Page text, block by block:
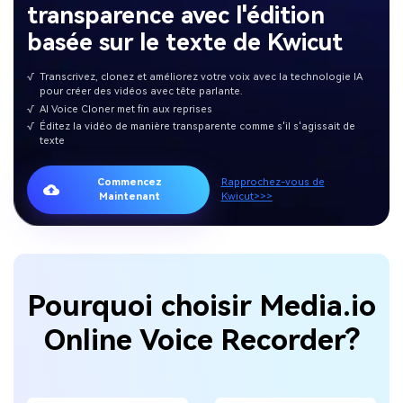
transparence avec l'édition
basée sur le texte de Kwicut
√ Transcrivez, clonez et améliorez votre voix avec la technologie IA
pour créer des vidéos avec tête parlante.
√ AI Voice Cloner met fin aux reprises
√ Éditez la vidéo de manière transparente comme s'il s'agissait de
texte
Commencez
Maintenant
Rapprochez-vous de
Kwicut>>>
Pourquoi choisir Media.io
Online Voice Recorder?